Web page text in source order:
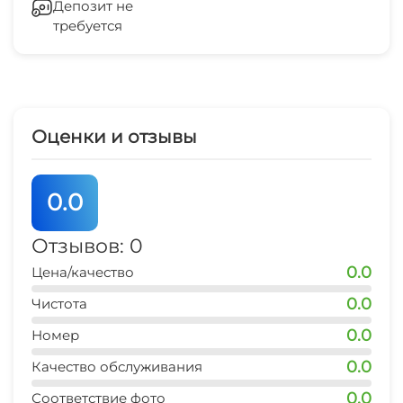
Спа-центр
презентаций
Лифт
Камера хранения
Сейф
Отопление
Конференц-зал
Депозит не
требуется
Оценки и отзывы
0.0
Отзывов: 0
Цена/качество 0.0
Чистота 0.0
Номер 0.0
Качество обслуживания 0.0
Соответствие фото 0.0